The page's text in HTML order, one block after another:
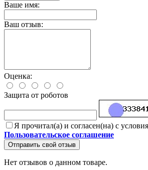
Ваше имя:
Ваш отзыв:
Оценка:
Защита от роботов
Я прочитал(а) и согласен(на) с
Пользовательское соглашение
Отправить свой отзыв
Нет отзывов о данном товаре.